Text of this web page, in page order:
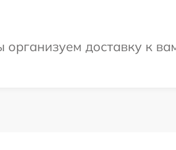
доставку к